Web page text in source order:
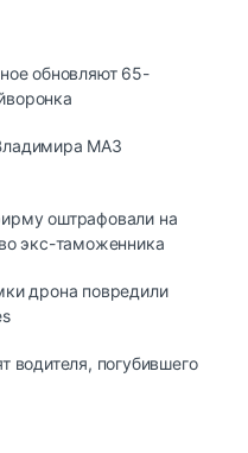
обновляют 65-
МАЗ
оштрафовали на
экс-таможенника
дрона повредили
водителя, погубившего